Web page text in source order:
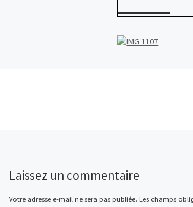
Laissez un commentaire
Votre adresse e-mail ne sera pas publiée. Les champs